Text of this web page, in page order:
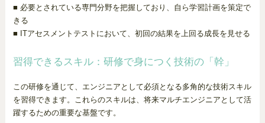
■ 必要とされている専門分野を把握しており、自ら学習計画を策定で
きる
■ ITアセスメントテストにおいて、初回の結果を上回る成長を見せる
習得できるスキル：研修で身につく技術の「幹」
この研修を通じて、エンジニアとして必須となる多角的な技術スキル
を習得できます。これらのスキルは、将来マルチエンジニアとして活
躍するための重要な基盤です。